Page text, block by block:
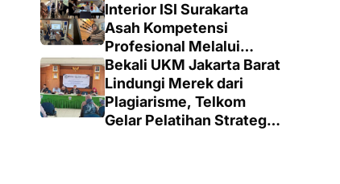
Interior ISI Surakarta
Asah Kompetensi
Profesional Melalui
Proyek Nyata di PT.
EDRA Arsitek Indonesia
Bekali UKM Jakarta Barat
Lindungi Merek dari
Plagiarisme, Telkom
Gelar Pelatihan Strategi